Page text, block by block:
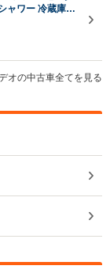
ャワー 冷蔵庫
ックカメラ ETC
オの中古車全てを見る